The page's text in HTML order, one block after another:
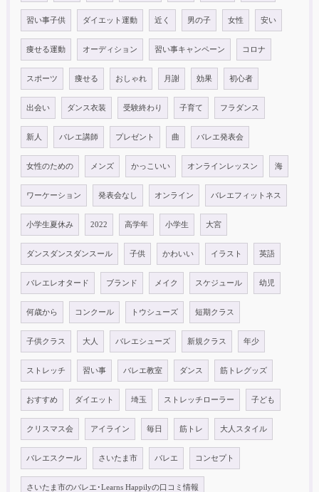
習い事子供 ダイエット運動 近く 男の子 女性 安い
痩せる運動 オーディション 習い事キャンペーン コロナ
スポーツ 痩せる おしゃれ 月謝 効果 初心者
出会い ダンス衣装 受験終わり 子育て フラダンス
新人 バレエ講師 プレゼント 曲 バレエ発表会
女性のための メンズ かっこいい オンラインレッスン 海
ワーケーション 発表会なし オンライン バレエフィットネス
小学生夏休み 2022 高学年 小学生 大宮
ダンスダンスダンスール 子供 かわいい イラスト 英語
バレエレオタード ブランド メイク スケジュール 幼児
何歳から コンクール トウシューズ 短期クラス
子供クラス 大人 バレエシューズ 新規クラス 年少
ストレッチ 習い事 バレエ教室 ダンス 筋トレグッズ
おすすめ ダイエット 埼玉 ストレッチローラー 子ども
クリスマス会 アイライン 毎日 筋トレ 大人スタイル
バレエスクール さいたま市 バレエ コンセプト
さいたま市のバレエ･Learns Happilyの口コミ情報